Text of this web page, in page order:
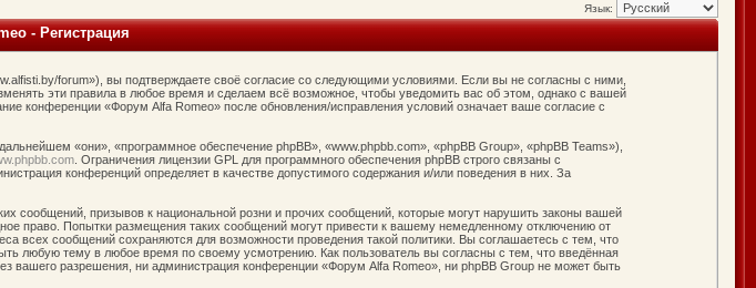
Язык:
- Регистрация
forum»), вы подтверждаете своё согласие со следующими условиями. Если вы не согласны с ними,
эти правила в любое время и сделаем всё возможное, чтобы уведомить вас об этом, однако с вашей
конференции «Форум Alfa Romeo» после обновления/исправления условий означает ваше согласие с
«они», «программное обеспечение phpBB», «www.phpbb.com», «phpBB Group», «phpBB Teams»),
. Ограничения лицензии GPL для программного обеспечения phpBB строго связаны с
конференций определяет в качестве допустимого содержания и/или поведения в них. За
сообщений, призывов к национальной розни и прочих сообщений, которые могут нарушить законы вашей
право. Попытки размещения таких сообщений могут привести к вашему немедленному отключению от
всех сообщений сохраняются для возможности проведения такой политики. Вы соглашаетесь с тем, что
любую тему в любое время по своему усмотрению. Как пользователь вы согласны с тем, что введённая
вашего разрешения, ни администрация конференции «Форум Alfa Romeo», ни phpBB Group не может быть